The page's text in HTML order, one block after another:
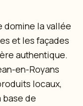
domine la vallée
et les façades
authentique.
en-Royans
locaux,
base de